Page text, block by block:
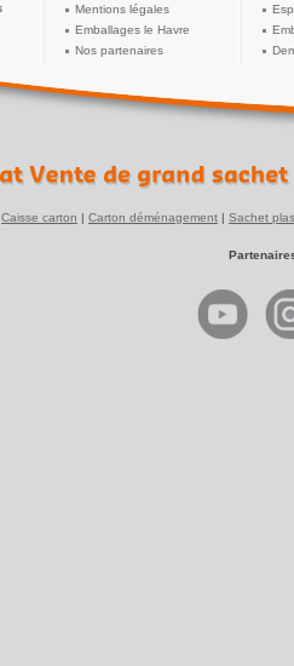
Mentions légales
Emballages le Havre
Nos partenaires
Caisse carton | Carton déménagement | Sachet